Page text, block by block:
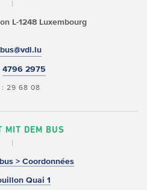
L-1248 Luxembourg
4796 2975
: 29 68 08
MIT DEM BUS
> Coordonnées
Quai 1